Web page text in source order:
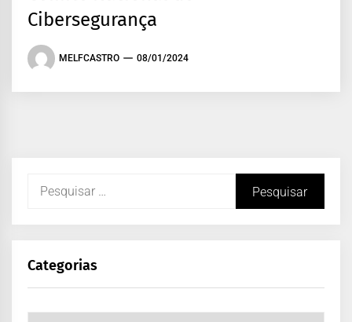
Cibersegurança
MELFCASTRO 08/01/2024
Categorias